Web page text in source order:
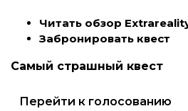
Читать обзор
Забронировать квест
Самый страшный квест
Перейти к голосованию